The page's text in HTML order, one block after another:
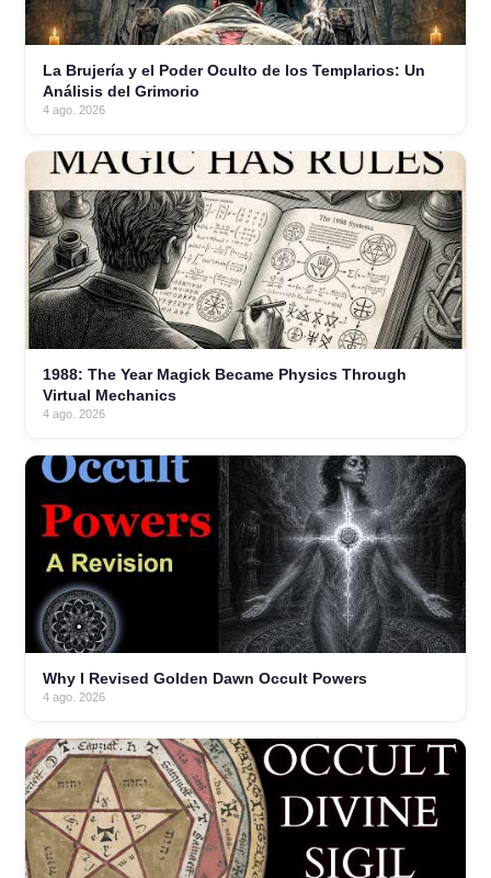
La Brujería y el Poder Oculto de los Templarios: Un
Análisis del Grimorio
4 ago. 2026
1988: The Year Magick Became Physics Through
Virtual Mechanics
4 ago. 2026
Why I Revised Golden Dawn Occult Powers
4 ago. 2026